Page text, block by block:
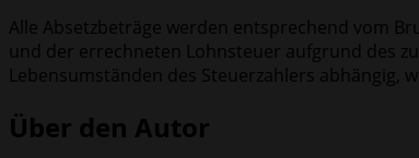
Alle Absetzbeträge werden entsprechend vom
und der errechneten Lohnsteuer aufgrund des
Lebensumständen des Steuerzahlers abhängig,
Über den Autor